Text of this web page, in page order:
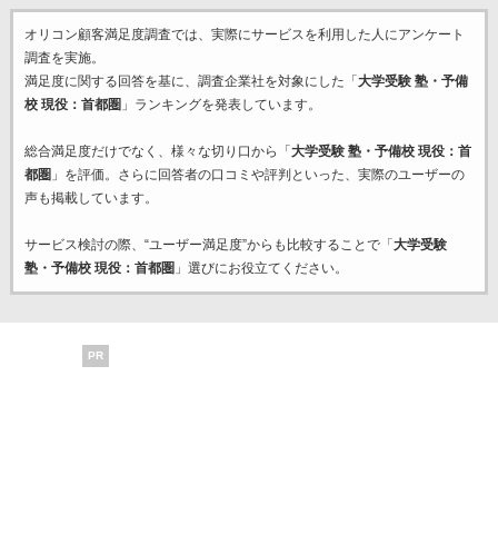
オリコン顧客満足度調査では、実際にサービスを利用した 人にアンケート
調査を実施。
満足度に関する回答を基に、調査企業社を対象にした「 大学受験 塾・予備
校 現役：首都圏 」ランキングを発表しています。
総合満足度だけでなく、様々な切り口から「 大学受験 塾・予備校 現役：首
都圏 」を評価。さらに回答者の口コミや評判といった、実際のユーザーの
声も掲載しています。
サービス検討の際、“ユーザー満足度”からも比較することで「 大学受験
塾・予備校 現役：首都圏 」選びにお役立てください。
PR